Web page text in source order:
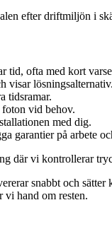
efter driftmiljön i
tid, ofta med kort
visar lösningsalternativ.
tidsramar.
vid behov.
med dig.
garantier på arbete
där vi kontrollerar
snabbt och
vi hand om resten.